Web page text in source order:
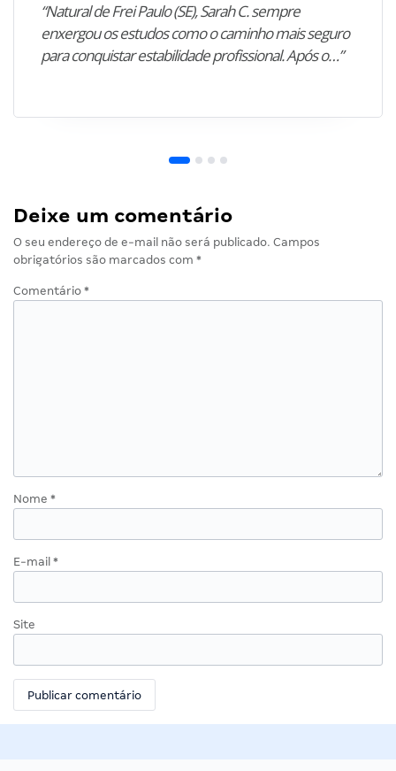
“Natural de Frei Paulo (SE), Sarah C. sempre
enxergou os estudos como o caminho mais seguro
para conquistar estabilidade profissional. Após o…”
Deixe um comentário
O seu endereço de e-mail não será publicado. Campos
obrigatórios são marcados com *
Comentário *
Nome *
E-mail *
Site